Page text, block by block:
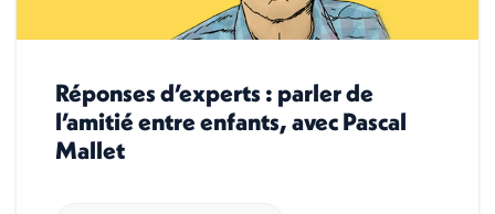
Réponses d’experts : parler de
l’amitié entre enfants, avec Pascal
Mallet